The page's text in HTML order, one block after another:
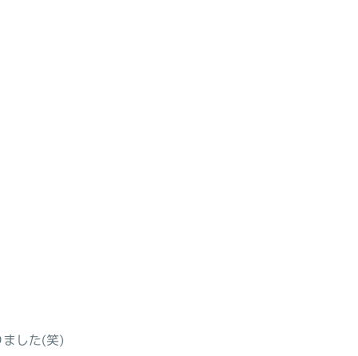
した(笑)